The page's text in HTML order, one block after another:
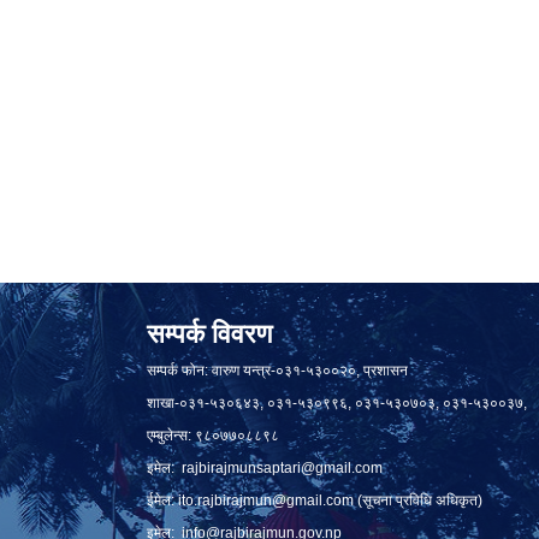
सम्पर्क विवरण
सम्पर्क फोन: वारुण यन्त्र-०३१-५३००२०, प्रशासन
शाखा-०३१-५३०६४३, ०३१-५३०९९६, ०३१-५३०७०३, ०३१-५३००३७,
एम्बुलेन्स: ९८०७७०८८९८
इमेल:rajbirajmunsaptari@gmail.com
ईमेल:ito.rajbirajmun@gmail.com(सूचना प्रविधि अधिकृत)
इमेल: info@rajbirajmun.gov.np